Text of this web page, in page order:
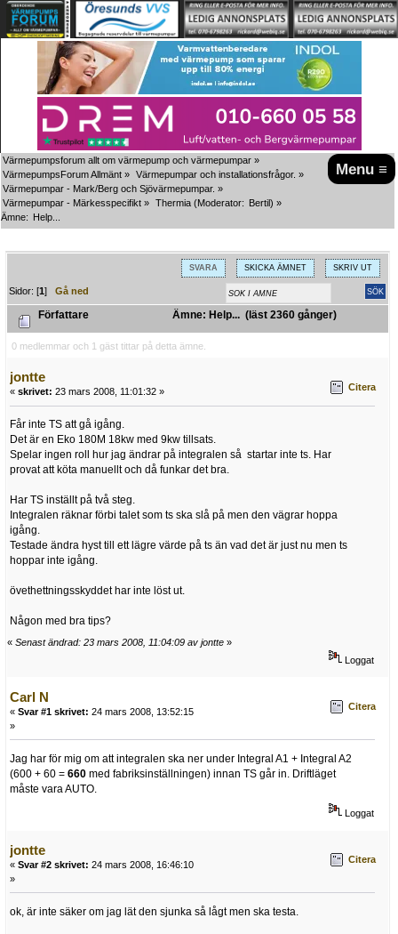
Menu ≡
Värmepumpsforum allt om värmepump och värmepumpar »
VärmepumpsForum Allmänt » Värmepumpar och installationsfrågor. »
Värmepumpar - Mark/Berg och Sjövärmepumpar. »
Värmepumpar - Märkesspecifikt » Thermia (Moderator: Bertil) »
Ämne: Help...
SVARA SKICKA ÄMNET SKRIV UT
Sidor: [1]Gå ned
Författare Ämne: Help... (läst 2360 gånger)
0 medlemmar och 1 gäst tittar på detta ämne.
jontte
« skrivet: 23 mars 2008, 11:01:32 » Citera
Får inte TS att gå igång.
Det är en Eko 180M 18kw med 9kw tillsats.
Spelar ingen roll hur jag ändrar på integralen så startar inte ts. Har
provat att köta manuellt och då funkar det bra.
Har TS inställt på två steg.
Integralen räknar förbi talet som ts ska slå på men den vägrar hoppa
igång.
Testade ändra hyst till ett lägre värde på ts än vad det är just nu men ts
hoppar inte igång.
övethettningsskyddet har inte löst ut.
Någon med bra tips?
« Senast ändrad: 23 mars 2008, 11:04:09 av jontte »
Loggat
Carl N
« Svar #1 skrivet: 24 mars 2008, 13:52:15
»
Citera
Jag har för mig om att integralen ska ner under Integral A1 + Integral A2
(600 + 60 = 660 med fabriksinställningen) innan TS går in. Driftläget
måste vara AUTO.
Loggat
jontte
« Svar #2 skrivet: 24 mars 2008, 16:46:10
»
Citera
ok, är inte säker om jag lät den sjunka så lågt men ska testa.